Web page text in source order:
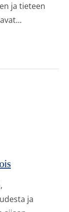
ja tieteen
ja